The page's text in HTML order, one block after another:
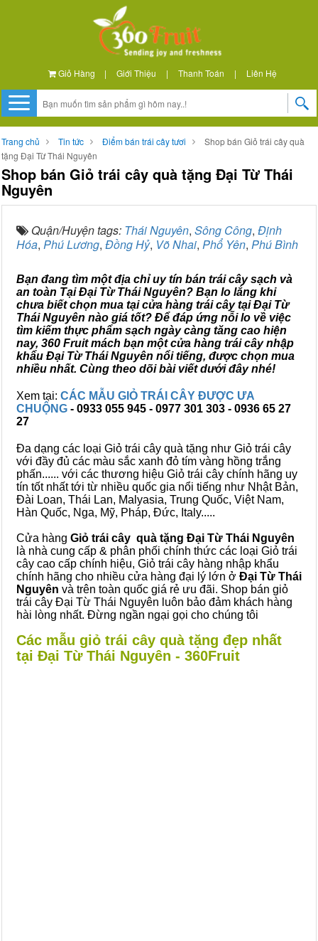
Giỏ Hàng | Giới Thiệu | Thanh Toán | Liên Hệ
Trang chủ Tin tức Điểm bán trái cây tươi
Shop bán Giỏ trái cây quà
tặng Đại Từ Thái Nguyên
Shop bán Giỏ trái cây quà tặng Đại Từ Thái
Nguyên
Quận/Huyện tags: Thái Nguyên, Sông Công, Định
Hóa, Phú Lương, Đồng Hỷ, Võ Nhai, Phổ Yên, Phú Bình
Bạn đang tìm một địa chỉ uy tín bán trái cây sạch và
an toàn Tại Đại Từ Thái Nguyên? Bạn lo lắng khi
chưa biết chọn mua tại cửa hàng trái cây tại Đại Từ
Thái Nguyên nào giá tốt? Để đáp ứng nỗi lo về việc
tìm kiếm thực phẩm sạch ngày càng tăng cao hiện
nay, 360 Fruit mách bạn một cửa hàng trái cây nhập
khẩu Đại Từ Thái Nguyên nổi tiếng, được chọn mua
nhiều nhất. Cùng theo dõi bài viết dưới đây nhé!
Xem tại: CÁC MẪU GIỎ TRÁI CÂY ĐƯỢC ƯA
CHUỘNG - 0933 055 945 - 0977 301 303 - 0936 65 27
27
Đa dạng các loại Giỏ trái cây quà tặng như Giỏ trái cây
với đầy đủ các màu sắc xanh đỏ tím vàng hồng trắng
phấn...... với các thương hiệu Giỏ trái cây chính hãng uy
tín tốt nhất tới từ nhiều quốc gia nổi tiếng như Nhật Bản,
Đài Loan, Thái Lan, Malyasia, Trung Quốc, Việt Nam,
Hàn Quốc, Nga, Mỹ, Pháp, Đức, Italy.....
Cửa hàng Giỏ trái cây quà tặng Đại Từ Thái Nguyên
là nhà cung cấp & phân phối chính thức các loại Giỏ trái
cây cao cấp chính hiệu, Giỏ trái cây hàng nhập khẩu
chính hãng cho nhiều cửa hàng đại lý lớn ở Đại Từ Thái
Nguyên và trên toàn quốc giá rẻ ưu đãi. Shop bán giỏ
trái cây Đại Từ Thái Nguyên luôn bảo đảm khách hàng
hài lòng nhất. Đừng ngần ngại gọi cho chúng tôi
Các mẫu giỏ trái cây quà tặng đẹp nhất
tại Đại Từ Thái Nguyên - 360Fruit